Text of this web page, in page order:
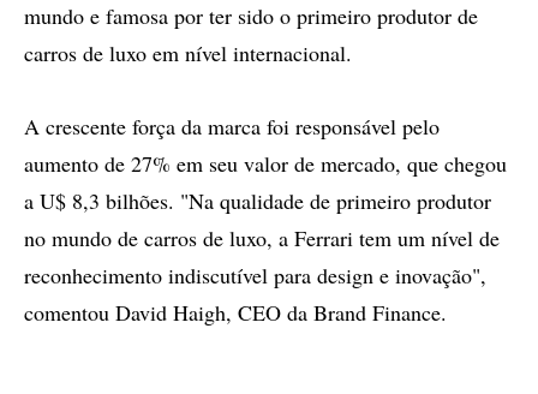
mundo e famosa por ter sido o primeiro produtor de
carros de luxo em nível internacional.
A crescente força da marca foi responsável pelo
aumento de 27% em seu valor de mercado, que chegou
a U$ 8,3 bilhões. "Na qualidade de primeiro produtor
no mundo de carros de luxo, a Ferrari tem um nível de
reconhecimento indiscutível para design e inovação",
comentou David Haigh, CEO da Brand Finance.